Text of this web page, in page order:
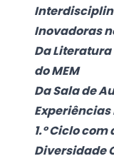
Inovadoras
Da
do MEM
Da Sala de
Experiências
1.º Ciclo
Diversidade